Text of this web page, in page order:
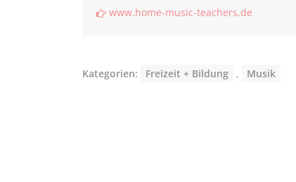
www.home-music-teachers.de
Kategorien: Freizeit + Bildung , Musik